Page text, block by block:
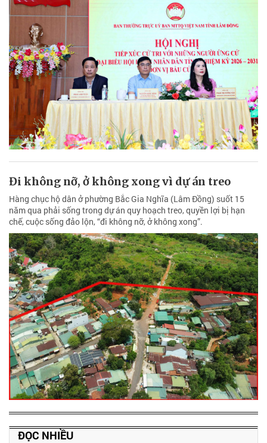
Đi không nỡ, ở không xong vì dự án treo
Hàng chục hộ dân ở phường Bắc Gia Nghĩa (Lâm Đồng) suốt 15
năm qua phải sống trong dự án quy hoạch treo, quyền lợi bị hạn
chế, cuộc sống đảo lộn, “đi không nỡ, ở không xong”.
ĐỌC NHIỀU